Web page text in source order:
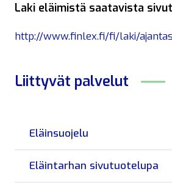
Laki eläimistä saatavista
http://www.finlex.fi/fi/laki/
Liittyvät palvelut
Eläinsuojelu
Eläintarhan sivutuotelupa